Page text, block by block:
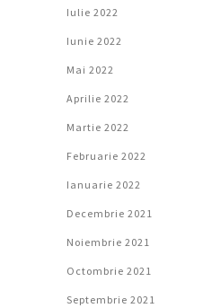
Iulie 2022
Iunie 2022
Mai 2022
Aprilie 2022
Martie 2022
Februarie 2022
Ianuarie 2022
Decembrie 2021
Noiembrie 2021
Octombrie 2021
Septembrie 2021